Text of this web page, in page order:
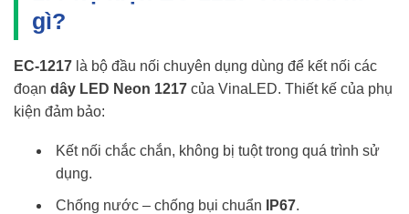
gì?
EC-1217 là bộ đầu nối chuyên dụng dùng để kết nối các
đoạn dây LED Neon 1217 của VinaLED. Thiết kế của phụ
kiện đảm bảo:
Kết nối chắc chắn, không bị tuột trong quá trình sử
dụng.
Chống nước – chống bụi chuẩn IP67.